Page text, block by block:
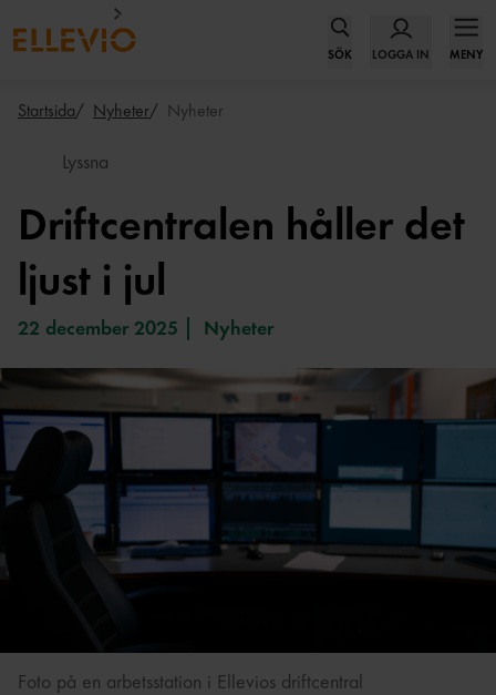
SÖK LOGGA IN MENY
Startsida Nyheter Nyheter
Lyssna
Driftcentralen håller det
ljust i jul
22 december 2025 Nyheter
Foto på en arbetsstation i Ellevios driftcentral